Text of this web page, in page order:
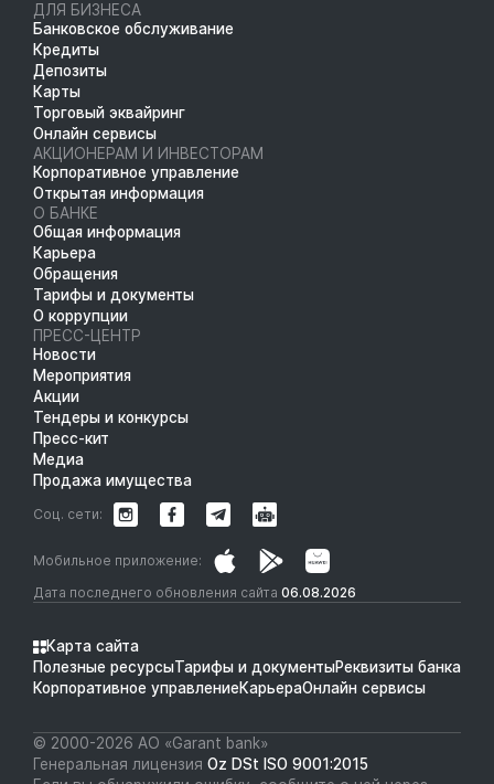
ДЛЯ БИЗНЕСА
Банковское обслуживание
Кредиты
Депозиты
Карты
Торговый эквайринг
Онлайн сервисы
АКЦИОНЕРАМ И ИНВЕСТОРАМ
Корпоративное управление
Открытая информация
О БАНКЕ
Общая информация
Карьера
Обращения
Тарифы и документы
О коррупции
ПРЕСС-ЦЕНТР
Новости
Мероприятия
Акции
Тендеры и конкурсы
Пресс-кит
Медиа
Продажа имущества
Дата последнего обновления сайта 06.08.2026
Мобильное приложение:
Соц. сети:
Карта сайта
Полезные ресурсыТарифы и документыРеквизиты банка
Корпоративное управлениеКарьераОнлайн сервисы
© 2000-2026 АО «Garant bank»
Генеральная лицензия Oz DSt ISO 9001:2015